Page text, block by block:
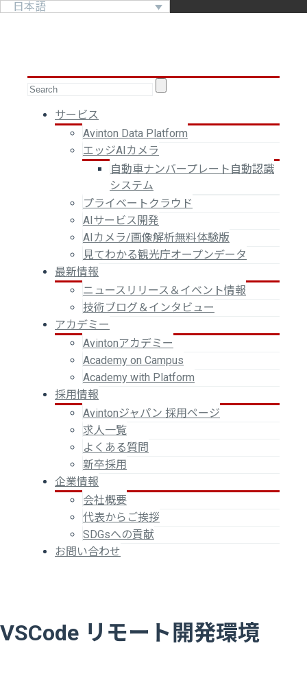
日本語
サービス
Avinton Data Platform
エッジAIカメラ
自動車ナンバープレート自動認識
システム
プライベートクラウド
AIサービス開発
AIカメラ/画像解析無料体験版
見てわかる観光庁オープンデータ
最新情報
ニュースリリース＆イベント情報
技術ブログ＆インタビュー
アカデミー
Avintonアカデミー
Academy on Campus
Academy with Platform
採用情報
Avintonジャパン 採用ページ
求人一覧
よくある質問
新卒採用
企業情報
会社概要
代表からご挨拶
SDGsへの貢献
お問い合わせ
VSCode リモート開発環境